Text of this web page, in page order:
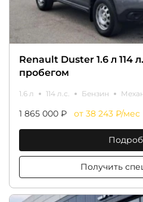
Renault Duster 1.6 л 114
пробегом
1.6 л 114 л.с. Бензин
1 865 000 ₽ от 38 243 ₽/мес